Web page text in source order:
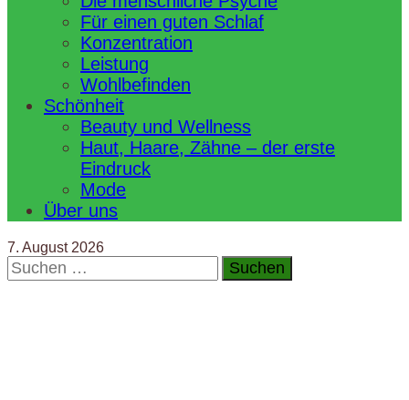
Für einen guten Schlaf
Konzentration
Leistung
Wohlbefinden
Schönheit
Beauty und Wellness
Haut, Haare, Zähne – der erste
Eindruck
Mode
Über uns
7. August 2026
Suchen
nach: